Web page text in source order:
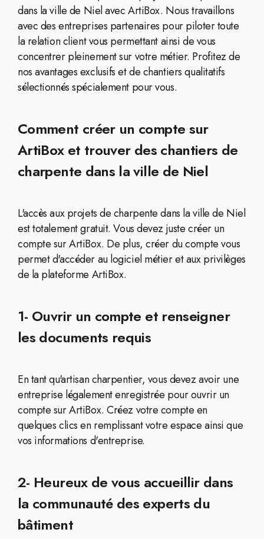
dans la ville de Niel avec ArtiBox. Nous travaillons
avec des entreprises partenaires pour piloter toute
la relation client vous permettant ainsi de vous
concentrer pleinement sur votre métier. Profitez de
nos avantages exclusifs et de chantiers qualitatifs
sélectionnés spécialement pour vous.
Comment créer un compte sur
ArtiBox et trouver des chantiers de
charpente dans la ville de Niel
L'accès aux projets de charpente dans la ville de Niel
est totalement gratuit. Vous devez juste créer un
compte sur ArtiBox. De plus, créer du compte vous
permet d'accéder au logiciel métier et aux privilèges
de la plateforme ArtiBox.
1- Ouvrir un compte et renseigner
les documents requis
En tant qu'artisan charpentier, vous devez avoir une
entreprise légalement enregistrée pour ouvrir un
compte sur ArtiBox. Créez votre compte en
quelques clics en remplissant votre espace ainsi que
vos informations d'entreprise.
2- Heureux de vous accueillir dans
la communauté des experts du
bâtiment